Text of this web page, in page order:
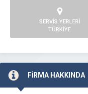
SERVİS YERLERİ
TÜRKİYE
FİRMA HAKKINDA